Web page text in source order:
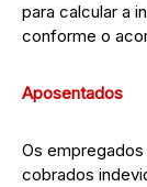
para calcular a
conforme o
Aposentados
Os
cobrados